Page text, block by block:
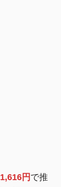
1,616円 で推